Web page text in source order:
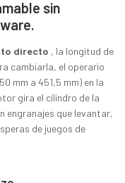
sin
directo , la longitud de
cambiarla, el operario
mm a 451,5 mm) en la
gira el cilindro de la
engranajes que levantar,
de juegos de